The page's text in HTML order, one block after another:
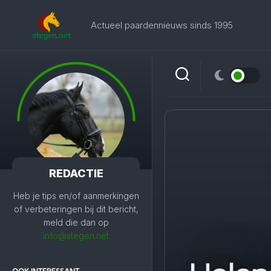
Actueel paardennieuws sinds 1995
REDACTIE
Heb je tips en/of aanmerkingen
of verbeteringen bij dit bericht,
meld die dan op
info@stegen.net